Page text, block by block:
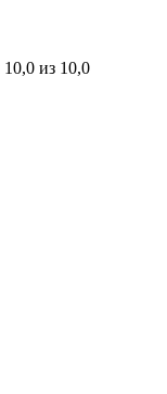
10,0 из 10,0